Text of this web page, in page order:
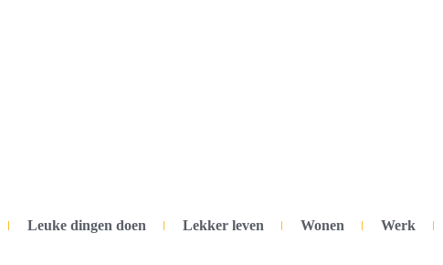
Leuke dingen doen Lekker leven Wonen Werk